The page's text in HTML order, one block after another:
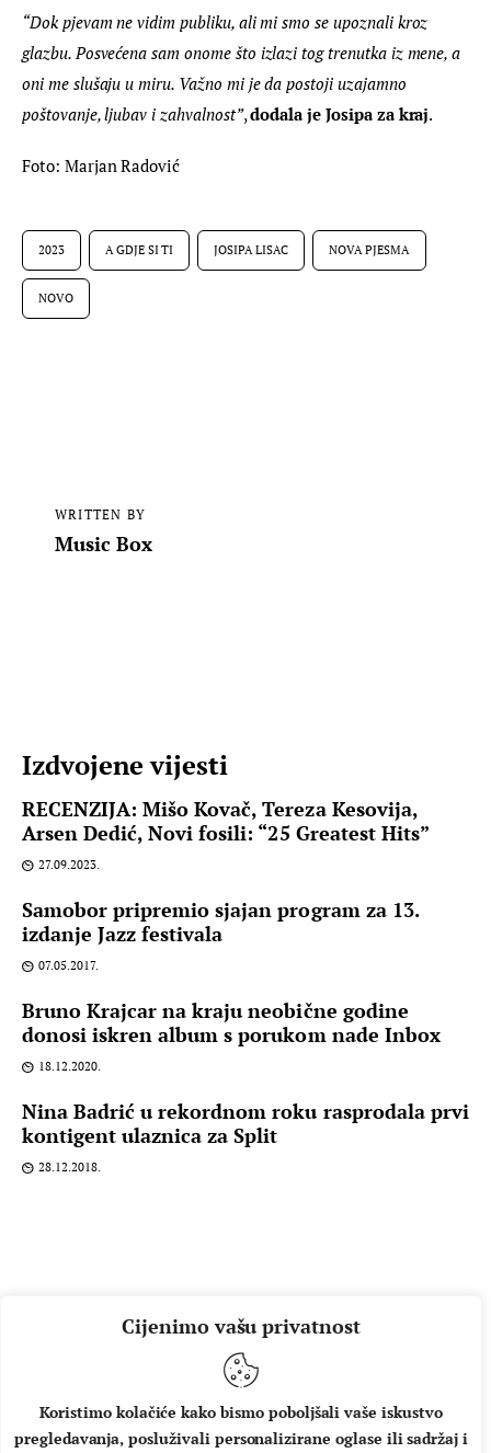
Cijenimo vašu privatnost
Koristimo kolačiće kako bismo poboljšali vaše iskustvo
pregledavanja, posluživali personalizirane oglase ili sadržaj i
“Dok pjevam ne vidim publiku, ali mi smo se upoznali kroz
glazbu. Posvećena sam onome što izlazi tog trenutka iz mene, a
oni me slušaju u miru. Važno mi je da postoji uzajamno
poštovanje, ljubav i zahvalnost”, dodala je Josipa za kraj.
Foto: Marjan Radović
2023 A GDJE SI TI JOSIPA LISAC NOVA PJESMA
NOVO
WRITTEN BY
Music Box
Izdvojene vijesti
RECENZIJA: Mišo Kovač, Tereza Kesovija,
Arsen Dedić, Novi fosili: “25 Greatest Hits”
27.09.2023.
Samobor pripremio sjajan program za 13.
izdanje Jazz festivala
07.05.2017.
Bruno Krajcar na kraju neobične godine
donosi iskren album s porukom nade Inbox
18.12.2020.
Nina Badrić u rekordnom roku rasprodala prvi
kontigent ulaznica za Split
28.12.2018.
O NAMA IMPRESSUM UVJETI KORIŠTENJA